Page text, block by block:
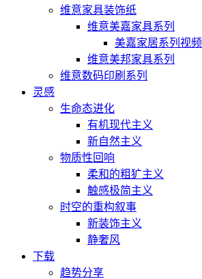
维意家具装饰纸
维意美嘉家具系列
美嘉家居系列视频
维意美邦家具系列
维意数码印刷系列
灵感
生命态进化
有机现代主义
新自然主义
物质性回响
柔和的粗犷主义
触感极简主义
时空的重构叙事
新装饰主义
静奢风
下载
趋势分享